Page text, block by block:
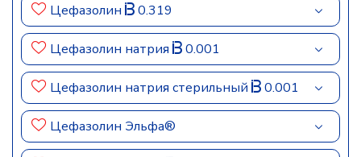
Цефазолин 0.319
Цефазолин натрия 0.001
Цефазолин натрия стерильный 0.001
Цефазолин Эльфа®